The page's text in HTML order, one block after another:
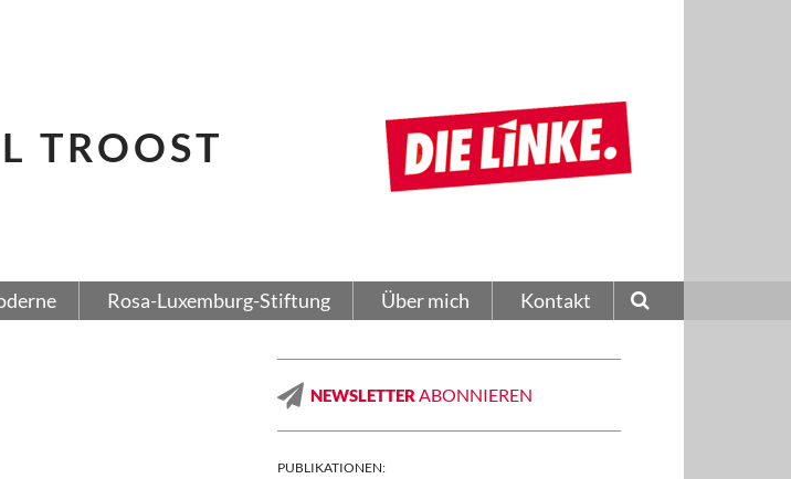
TROOST
Rosa-Luxemburg-Stiftung Über mich Kontakt
NEWSLETTER ABONNIEREN
PUBLIKATIONEN: